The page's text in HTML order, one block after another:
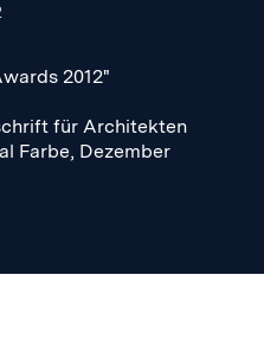
2012"
für Architekten
Farbe, Dezember
2012"
für Architekten
Farbe, Dezember